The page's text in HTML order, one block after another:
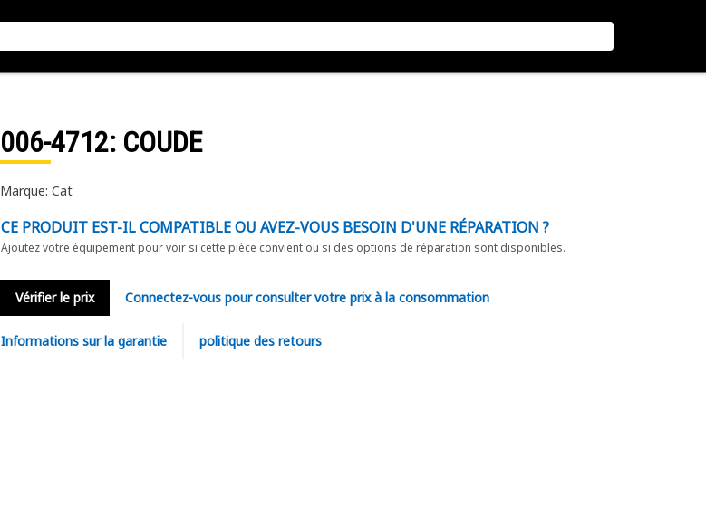
006-4712: COUDE
Marque: Cat
CE PRODUIT EST-IL COMPATIBLE OU AVEZ-VOUS BESOIN D'UNE RÉPARATION ?
Ajoutez votre équipement pour voir si cette pièce convient ou si des options de réparation sont disponibles.
Vérifier le prix Connectez-vous pour consulter votre prix à la consommation
Informations sur la garantie politique des retours